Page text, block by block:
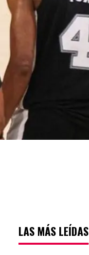
LAS MÁS LEÍDAS